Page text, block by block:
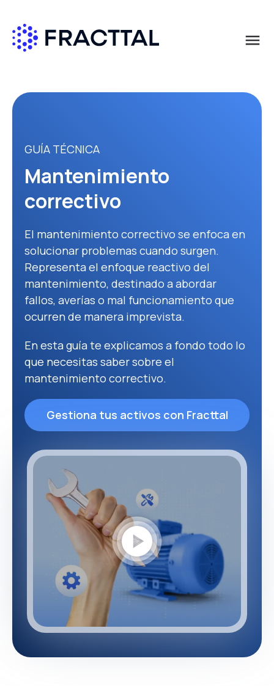
menu
GUÍA TÉCNICA
Mantenimiento
correctivo
El mantenimiento correctivo se enfoca en
solucionar problemas cuando surgen.
Representa el enfoque reactivo del
mantenimiento, destinado a abordar
fallos, averías o mal funcionamiento que
ocurren de manera imprevista.
En esta guía te explicamos a fondo todo lo
que necesitas saber sobre el
mantenimiento correctivo.
Gestiona tus activos con Fracttal
play_circle